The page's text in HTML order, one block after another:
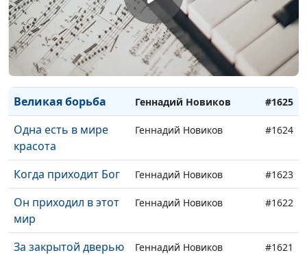
Дорога Христа Геннадий Новиков #1627
Когда я слышу о
Христе
Геннадий Новиков #1626
Великая борьба Геннадий Новиков #1625
Одна есть в мире
красота
Геннадий Новиков #1624
Когда приходит Бог Геннадий Новиков #1623
Он приходил в этот
мир
Геннадий Новиков #1622
За закрытой дверью Геннадий Новиков #1621